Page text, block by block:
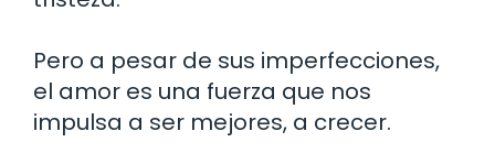
Pero a pesar de sus imperfecciones,
el amor es una fuerza que nos
impulsa a ser mejores, a crecer.